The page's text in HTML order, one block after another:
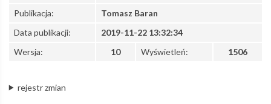
Wersja: 10 Wyświetleń: 1506
Publikacja:
Tomasz Baran
Data publikacji:
2019-11-22 13:32:34
rejestr zmian